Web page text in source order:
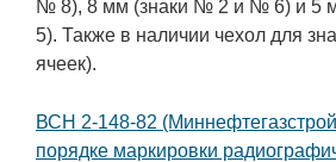
№ 8), 8 мм (знаки № 2 и № 6) и 5
5). Также в наличии чехол для
ячеек).
ВСН 2-148-82
порядке маркировки